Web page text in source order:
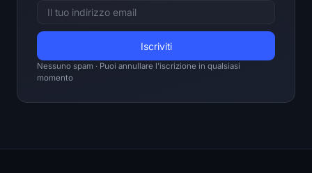
Nessuno spam · Puoi annullare l'iscrizione in qualsiasi
momento